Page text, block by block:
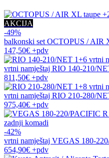
AKCIJA
-49%
balkonski set OCTOPUS / AIR
147,50€ +pdv
vrtni namještaj RIO 140-210/
811,50€ +pdv
vrtni namještaj RIO 210-280/
975,40€ +pdv
zadnji komadi
-42%
vrtni namještaj VEGAS 180-
654,90€ +pdv